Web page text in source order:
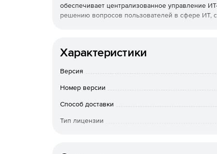
обеспечивает централизованное управление
решению вопросов пользователей в сфере ИТ,
Лучшие методики ITSM.
Мощная интеграция с приложениями для
Расширенные возможности создания отчетов.
Характеристики
Версия
Номер версии
Способ доставки
Тип лицензии